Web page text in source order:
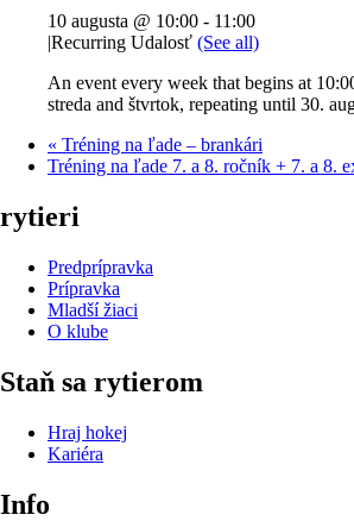
10 augusta @ 10:00 - 11:00
|Recurring Udalosť (See all)
An event every week that begins at
streda and štvrtok, repeating until 30.
« Tréning na ľade – brankári
Tréning na ľade 7. a 8. ročník + 7. a 8.
rytieri
Predprípravka
Prípravka
Mladší žiaci
O klube
Staň sa rytierom
Hraj hokej
Kariéra
Info